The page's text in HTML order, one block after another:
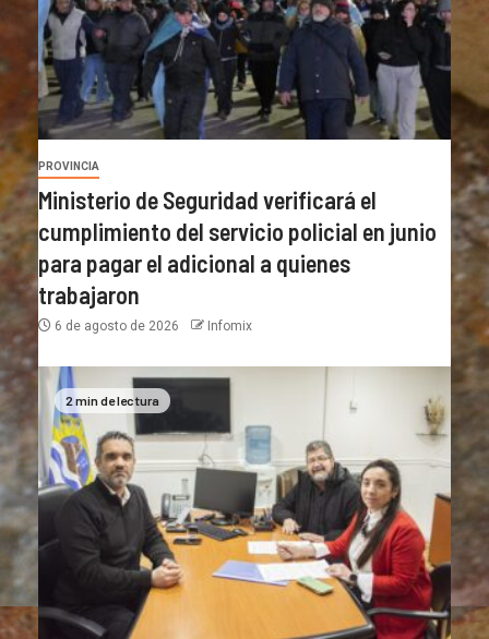
PROVINCIA
Ministerio de Seguridad verificará el
cumplimiento del servicio policial en junio
para pagar el adicional a quienes
trabajaron
6 de agosto de 2026 Infomix
2 min de lectura